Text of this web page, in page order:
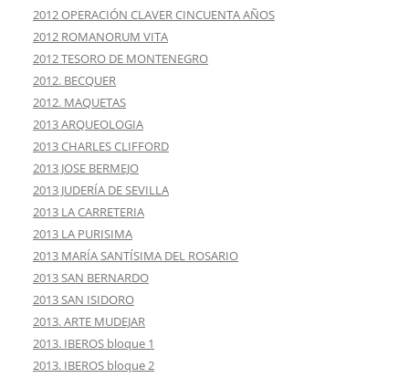
2012 OPERACIÓN CLAVER CINCUENTA AÑOS
2012 ROMANORUM VITA
2012 TESORO DE MONTENEGRO
2012. BECQUER
2012. MAQUETAS
2013 ARQUEOLOGIA
2013 CHARLES CLIFFORD
2013 JOSE BERMEJO
2013 JUDERÍA DE SEVILLA
2013 LA CARRETERIA
2013 LA PURISIMA
2013 MARÍA SANTÍSIMA DEL ROSARIO
2013 SAN BERNARDO
2013 SAN ISIDORO
2013. ARTE MUDEJAR
2013. IBEROS bloque 1
2013. IBEROS bloque 2